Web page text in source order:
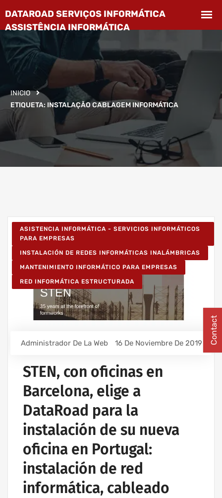
INICIO
ETIQUETA: INSTALAÇÃO CABLAGEM INFORMÁTICA
ASISTENCIA INFORMÁTICA - SERVICIOS INFORMÁTICOS
PARA EMPRESAS
INSTALACIÓN DE REDES INFORMÁTICAS INALÁMBRICAS
MANTENIMIENTO INFORMÁTICO PARA EMPRESAS
RED INFORMÁTICA ESTRUCTURADA
Administrador De La Web 16 De Noviembre De 2019
STEN, con oficinas en
Barcelona, elige a
DataRoad para la
instalación de su nueva
oficina en Portugal:
instalación de red
informática, cableado
Contact